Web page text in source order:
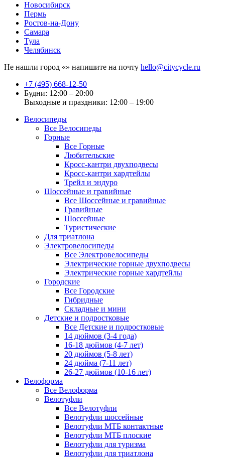
Новосибирск
Пермь
Ростов-на-Дону
Самара
Тула
Челябинск
Не нашли город «» напишите на почту hello@citycycle.ru
+7 (495) 668-12-50
Будни: 12:00 – 20:00
Выходные и праздники: 12:00 – 19:00
Велосипеды
Все Велосипеды
Горные
Все Горные
Любительские
Кросс-кантри двухподвесы
Кросс-кантри хардтейлы
Трейл и эндуро
Шоссейные и гравийные
Все Шоссейные и гравийные
Гравийные
Шоссейные
Туристические
Для триатлона
Электровелосипеды
Все Электровелосипеды
Электрические горные двухподвесы
Электрические горные хардтейлы
Городские
Все Городские
Гибридные
Складные и мини
Детские и подростковые
Все Детские и подростковые
14 дюймов (3-4 года)
16-18 дюймов (4-7 лет)
20 дюймов (5-8 лет)
24 дюйма (7-11 лет)
26-27 дюймов (10-16 лет)
Велоформа
Все Велоформа
Велотуфли
Все Велотуфли
Велотуфли шоссейные
Велотуфли МТБ контактные
Велотуфли МТБ плоские
Велотуфли для туризма
Велотуфли для триатлона